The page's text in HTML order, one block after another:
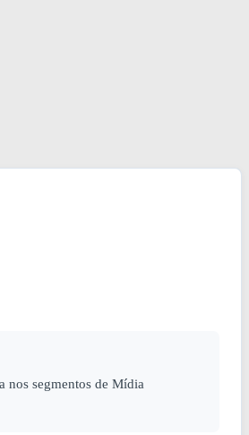
segmentos de Mídia